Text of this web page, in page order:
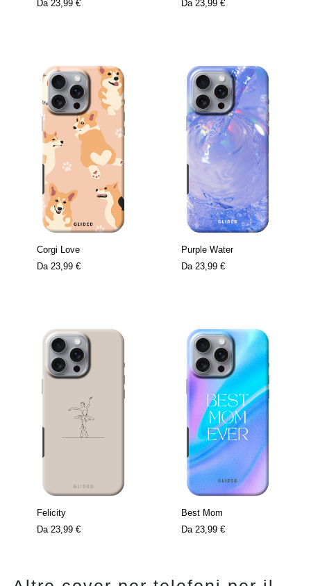
Da 23,99 €
Da 23,99 €
Corgi Love
Da 23,99 €
Purple Water
Da 23,99 €
Felicity
Da 23,99 €
Best Mom
Da 23,99 €